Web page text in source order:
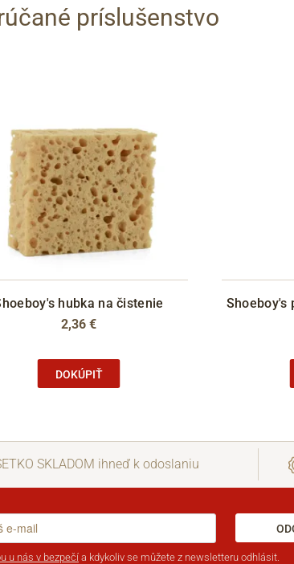
príslušenstvo
hubka na čistenie
2,36 €
DOKÚPIŤ
Shoeboy's
SKLADOM ihneď k odoslaniu
u nás v bezpečía kdykoliv se můžete z newsletteru odhlásit.